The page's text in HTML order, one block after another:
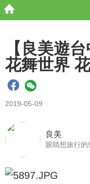
【良美遊
花舞世界
2019-05-09
良美
眼睛想旅行的